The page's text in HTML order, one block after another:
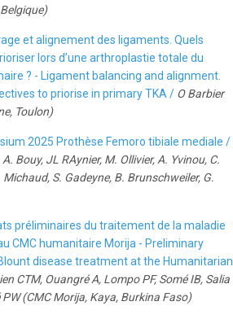
et alignement des ligaments. Quels
lors d’une arthroplastie totale du
? - Ligament balancing and alignment.
to priorise in primary TKA / O Barbier
Toulon)
2025 Prothèse Femoro tibiale mediale /
Bouy, JL RAynier, M. Ollivier, A. Yvinou, C.
S. Gadeyne, B. Brunschweiler, G.
préliminaires du traitement de la maladie
CMC humanitaire Morija - Preliminary
disease treatment at the Humanitarian
CTM, Ouangré A, Lompo PF, Somé IB, Salia
PW (CMC Morija, Kaya, Burkina Faso)